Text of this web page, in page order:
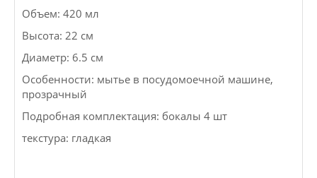
Объем: 420 мл
Высота: 22 см
Диаметр: 6.5 см
Особенности: мытье в посудомоечной машине,
прозрачный
Подробная комплектация: бокалы 4 шт
текстура: гладкая